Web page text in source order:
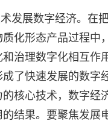
发展数字经济。在
化形态产品过程中
治理数字化相互作
了快速发展的数字
核心技术，数字经
结果。要聚焦发展